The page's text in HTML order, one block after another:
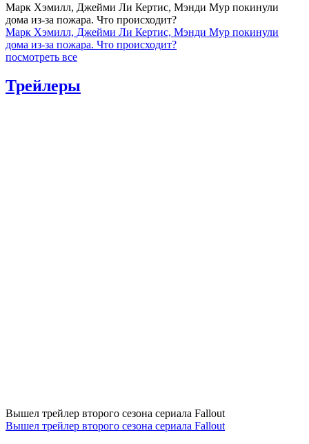
Марк Хэмилл, Джейми Ли Кертис, Мэнди Мур покинули
дома из-за пожара. Что происходит?
Марк Хэмилл, Джейми Ли Кертис, Мэнди Мур покинули
дома из-за пожара. Что происходит?
посмотреть все
Трейлеры
Вышел трейлер второго сезона сериала Fallout
Вышел трейлер второго сезона сериала Fallout